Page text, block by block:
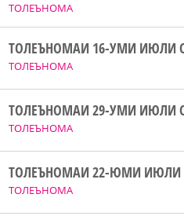
ТОЛЕЪНОМА
ТОЛЕЪНОМА
ТОЛЕЪНОМАИ 16-УМИ ИЮЛИ
ТОЛЕЪНОМА
ТОЛЕЪНОМАИ 29-УМИ ИЮЛИ
ТОЛЕЪНОМА
ТОЛЕЪНОМАИ 22-ЮМИ ИЮЛИ